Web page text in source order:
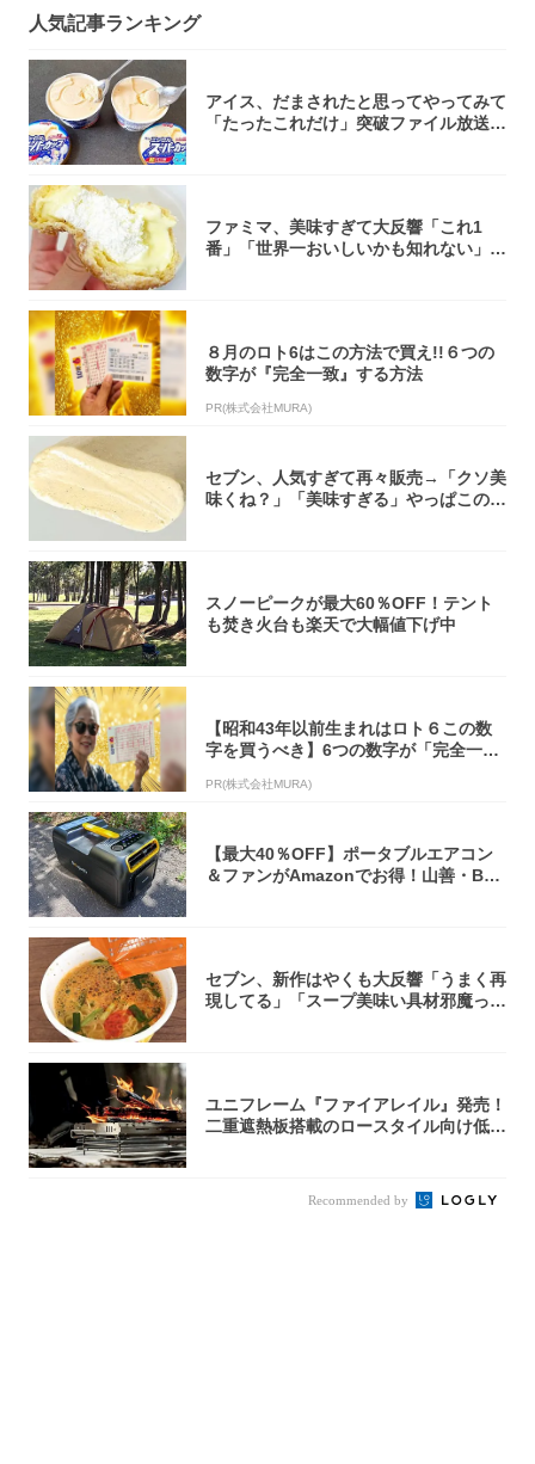
人気記事ランキング
アイス、だまされたと思ってやってみて
「たったこれだけ」突破ファイル放送で
ファミマ、美味すぎて大反響「これ1
番」「世界一おいしいかも知れない」
８月のロト6はこの方法で買え!!６つの
数字が『完全一致』する方法
PR(株式会社MURA)
セブン、人気すぎて再々販売→「クソ美
味くね？」「美味すぎる」やっぱこのク
スノーピークが最大60％OFF！テント
も焚き火台も楽天で大幅値下げ中
【昭和43年以前生まれはロト６この数
字を買うべき】6つの数字が「完全一
PR(株式会社MURA)
【最大40％OFF】ポータブルエアコン
＆ファンがAmazonでお得！山善・Bo
セブン、新作はやくも大反響「うまく再
現してる」「スープ美味い具材邪魔って
ユニフレーム『ファイアレイル』発売！
二重遮熱板搭載のロースタイル向け低型
Recommended by